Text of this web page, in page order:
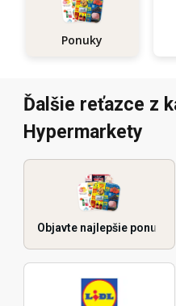
Ponuky
Ďalšie reťazce z
Hypermarkety
Objavte najlepšie ponuky